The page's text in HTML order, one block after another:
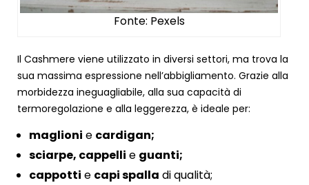
Fonte: Pexels
Il Cashmere viene utilizzato in diversi settori, ma trova la
sua massima espressione nell’abbigliamento. Grazie alla
morbidezza ineguagliabile, alla sua capacità di
termoregolazione e alla leggerezza, è ideale per:
maglioni e cardigan;
sciarpe, cappelli e guanti;
cappotti e capi spalla di qualità;